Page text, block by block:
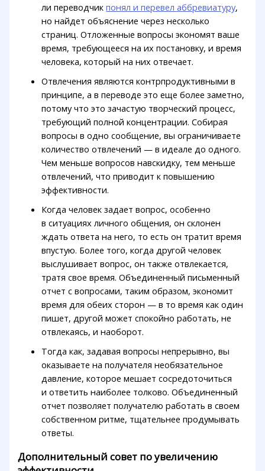
ли переводчикпонял и перевел аббревиатуру,
но найдет объяснение через несколько
страниц. Отложенные вопросы экономят ваше
время, требующееся на их постановку, и время
человека, который на них отвечает.
Отвлечения являются контрпродуктивными в
принципе, а в переводе это еще более заметно,
потому что это зачастую творческий процесс,
требующий полной концентрации. Собирая
вопросы в одно сообщение, вы ограничиваете
количество отвлечений — в идеале до одного.
Чем меньше вопросов навскидку, тем меньше
отвлечений, что приводит к повышению
эффективности.
Когда человек задает вопрос, особенно
в ситуациях личного общения, он склонен
ждать ответа на него, то есть он тратит время
впустую. Более того, когда другой человек
выслушивает вопрос, он также отвлекается,
тратя свое время. Объединенный письменный
отчет с вопросами, таким образом, экономит
время для обеих сторон — в то время как один
пишет, другой может спокойно работать, не
отвлекаясь, и наоборот.
Тогда как, задавая вопросы непрерывно, вы
оказываете на получателя необязательное
давление, которое мешает сосредоточиться
и ответить наиболее толково. Объединенный
отчет позволяет получателю работать в своем
собственном ритме, тщательнее продумывать
ответы.
Дополнительный совет по увеличению